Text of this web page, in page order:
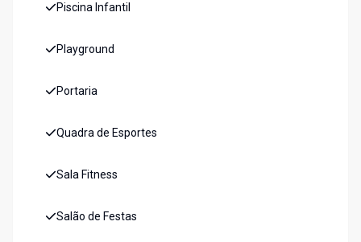
Piscina Infantil
Playground
Portaria
Quadra de Esportes
Sala Fitness
Salão de Festas